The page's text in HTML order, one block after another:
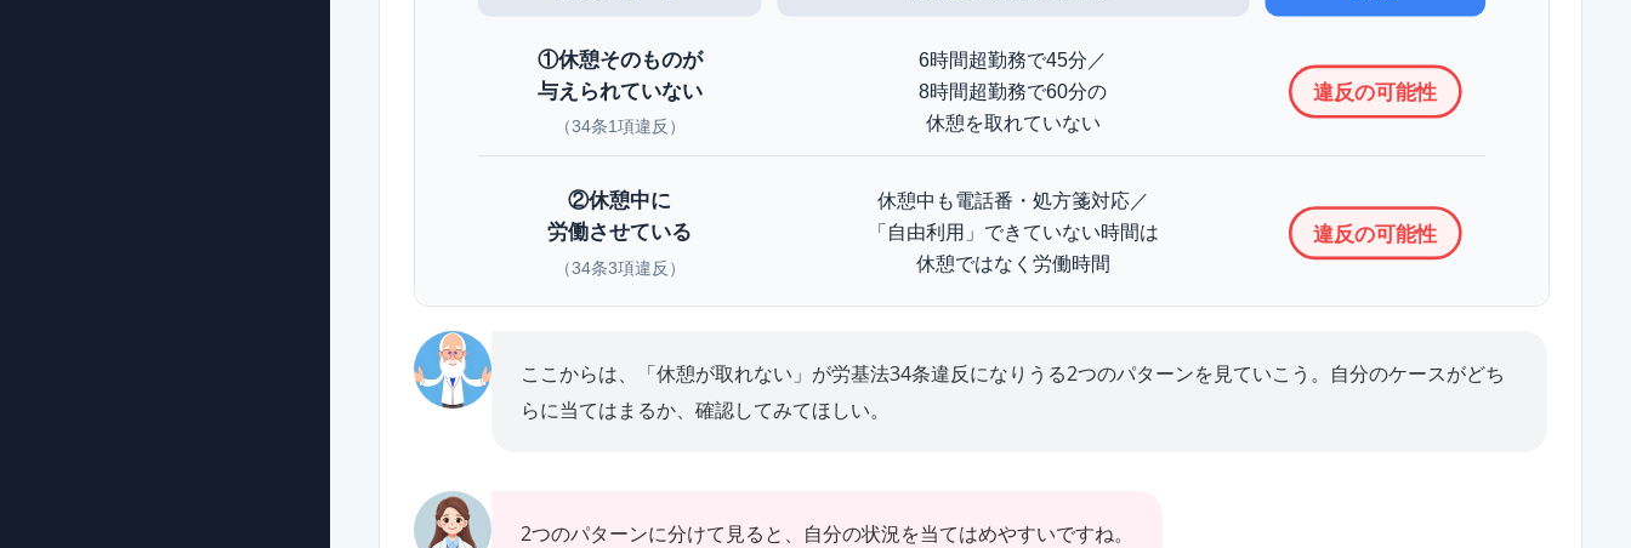
ここからは、「休憩が取れない」が労基法34条違反になりうる2つのパターンを見ていこう。自分のケースがどち
らに当てはまるか、確認してみてほしい。
2つのパターンに分けて見ると、自分の状況を当てはめやすいですね。